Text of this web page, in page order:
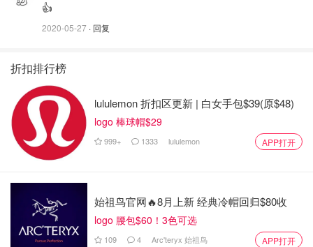
Clarins mission perfection yeux 眼霜🌟
👍
2020-05-27 · 回复
折扣排行榜
lululemon 折扣区更新 | 白女手包$39(原$48)
logo 棒球帽$29
999+ 1333 lululemon APP打开
始祖鸟官网🔥8月上新 经典冷帽回归$80收
logo 腰包$60！3色可选
109 4 Arc'teryx 始祖鸟 APP打开